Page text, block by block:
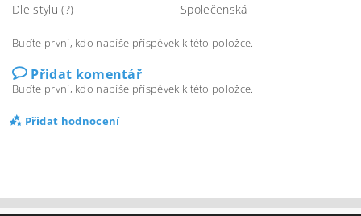
Dle stylu (?)
Společenská
Buďte první, kdo napíše příspěvek k této položce.
Přidat komentář
Buďte první, kdo napíše příspěvek k této položce.
Přidat hodnocení